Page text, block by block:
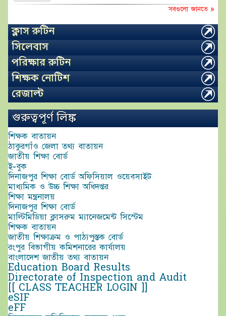
সবগুলো জানতে »
ক্লাস রুটিন
সিলেবাস
পরিক্ষার রুটিন
শিক্ষক নোটিশ
রেজাল্ট
গুরুত্বপূর্ণ লিঙ্ক
শিক্ষক বাতায়ন
ঠাকুরগাঁও জেলা তথ্য বাতায়ন
জাতীয় শিক্ষা বোর্ড
ই-বুক
দিনাজপুর শিক্ষা বোর্ড অফিসিয়াল ওয়েবসাইট
মাধ্যমিক ও উচ্চ শিক্ষা অধিদপ্তর
শিক্ষা মন্ত্রনালয়
দিনাজপুর শিক্ষা বোর্ড
মাল্টিমিডিয়া ক্লাসরুম ম্যানেজমেন্ট সিস্টেম
শিক্ষক বাতায়ন
জাতীয় শিক্ষাক্রম ও পাঠ্যপুস্তক বোর্ড
রংপুর বিভাগীয় কমিশনারের কার্যালয়
বাংলাদেশ জাতীয় তথ্য বাতায়ন
Education Board Results
Directorate of Inspection and Audit
[[ CLASS TEACHER LOGIN ]]
eSIF
eFF